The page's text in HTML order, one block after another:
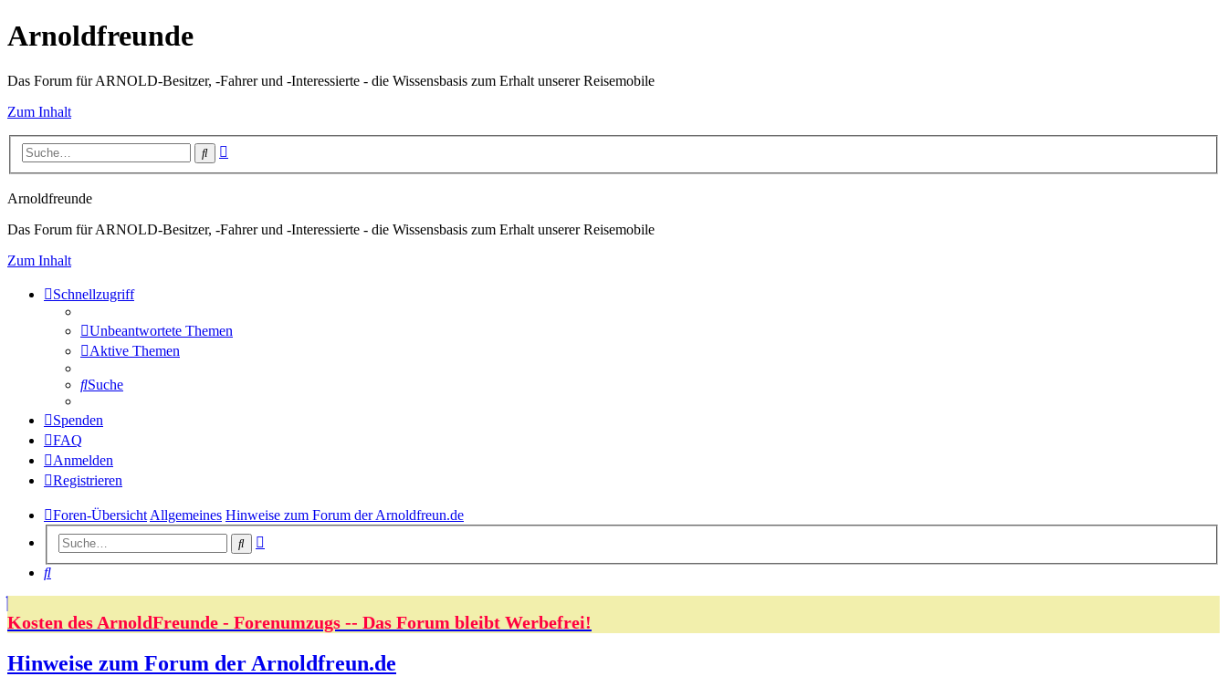
Arnoldfreunde
Das Forum für ARNOLD-Besitzer, -Fahrer und -Interessierte - die Wissensbasis zum Erhalt unserer Reisemobile
Zum Inhalt
Suche
Arnoldfreunde
Das Forum für ARNOLD-Besitzer, -Fahrer und -Interessierte - die Wissensbasis zum Erhalt unserer Reisemobile
Zum Inhalt
Schnellzugriff
Unbeantwortete Themen
Aktive Themen
Suche
Spenden
FAQ
Anmelden
Registrieren
Foren-ÜbersichtAllgemeines Hinweise zum Forum der Arnoldfreun.de
Suche
Suche
Kosten des ArnoldFreunde - Forenumzugs -- Das Forum bleibt Werbefrei!
Hinweise zum Forum der Arnoldfreun.de